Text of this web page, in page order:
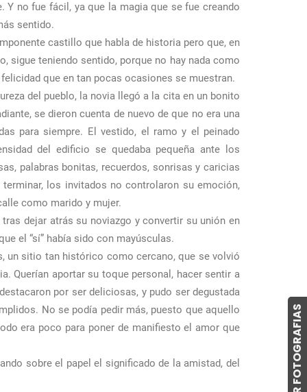
Y no fue fácil, ya que la magia que se fue creando
sentido.
castillo que habla de historia pero que, en
sigue teniendo sentido, porque no hay nada como
que en tan pocas ocasiones se muestran.
del pueblo, la novia llegó a la cita en un bonito
se dieron cuenta de nuevo de que no era una
para siempre. El vestido, el ramo y el peinado
del edificio se quedaba pequeña ante los
palabras bonitas, recuerdos, sonrisas y caricias
los invitados no controlaron su emoción,
como marido y mujer.
dejar atrás su noviazgo y convertir su unión en
el “sí” había sido con mayúsculas.
un sitio tan histórico como cercano, que se volvió
Querían aportar su toque personal, hacer sentir a
por ser deliciosas, y pudo ser degustada
No se podía pedir más, puesto que aquello
era poco para poner de manifiesto el amor que
sobre el papel el significado de la amistad, del